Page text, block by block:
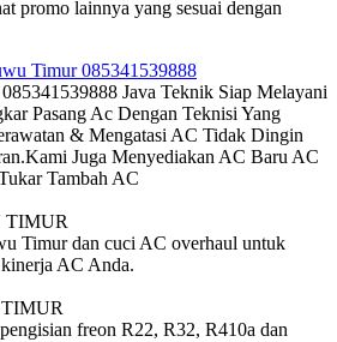
promo lainnya yang sesuai dengan
Java Teknik Siap Melayani
Pasang Ac Dengan Teknisi Yang
& Mengatasi AC Tidak Dingin
Juga Menyediakan AC Baru AC
Tambah AC
TIMUR
Timur dan cuci AC overhaul untuk
AC Anda.
freon R22, R32, R410a dan